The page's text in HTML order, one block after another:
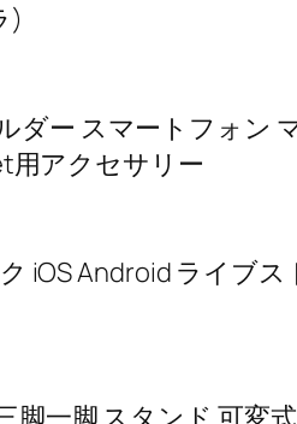
)
ー スマートフォン
用アクセサリー
iOS Android ライブ